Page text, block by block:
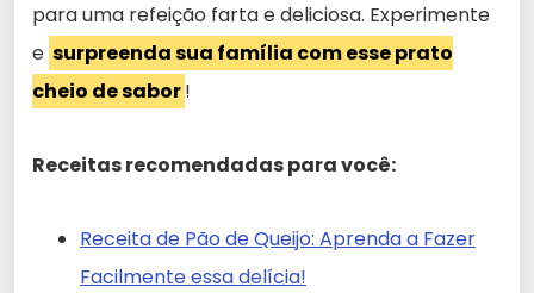
para uma refeição farta e deliciosa. Experimente
e surpreenda sua família com esse prato
cheio de sabor!
Receitas recomendadas para você:
Receita de Pão de Queijo: Aprenda a Fazer
Facilmente essa delícia!